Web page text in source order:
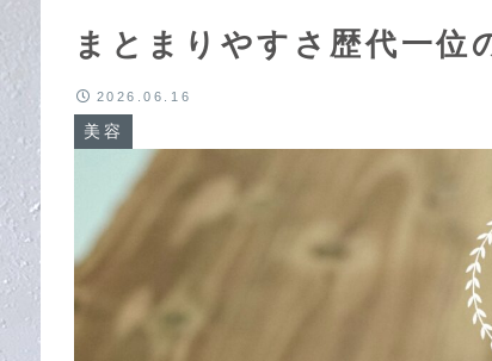
まとまりやすさ歴代一
美容
2026.06.16